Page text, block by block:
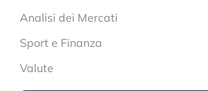
Analisi dei Mercati
Sport e Finanza
Valute